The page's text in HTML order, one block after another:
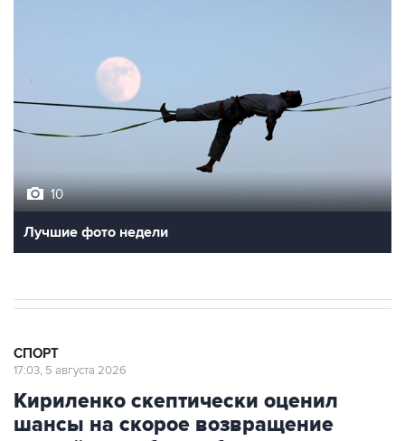
10
Лучшие фото недели
СПОРТ
17:03, 5 августа 2026
Кириленко скептически оценил
шансы на скорое возвращение